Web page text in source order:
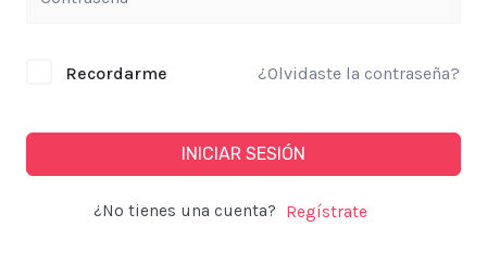
Alternative:
Recordarme ¿Olvidaste la contraseña?
INICIAR SESIÓN
¿No tienes una cuenta?